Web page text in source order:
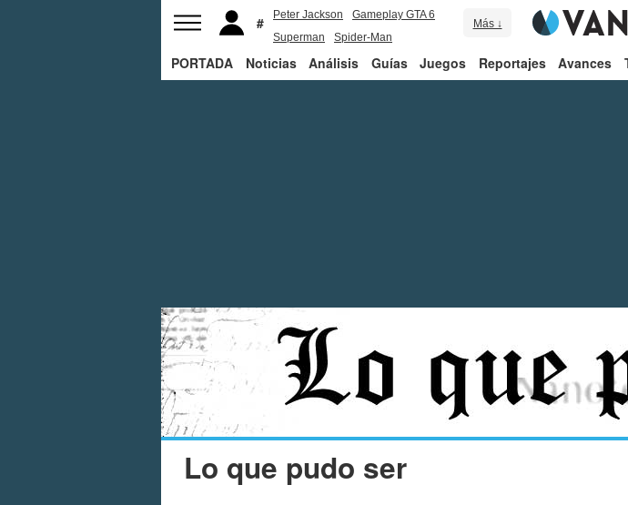
Peter Jackson
Gameplay GTA 6
Superman
Spider-Man
Más ↓
PORTADA Noticias Análisis Guías Juegos Reportajes Avances
Lo que pudo ser